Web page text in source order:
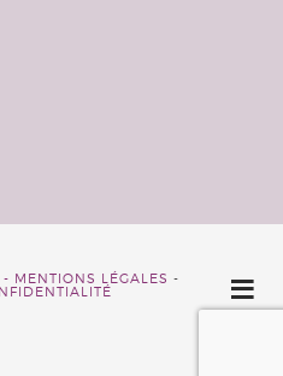
- MENTIONS LÉGALES -